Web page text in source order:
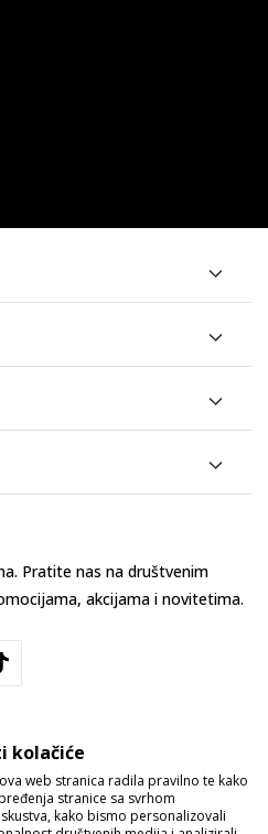
Pratite nas na društvenim
akcijama i novitetima.
kolačiće
web stranica radila pravilno te kako
stranice sa svrhom
kako bismo personalizovali